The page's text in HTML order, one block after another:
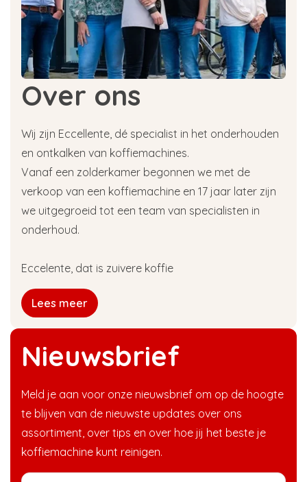
Nieuwsbrief
Meld je aan voor onze nieuwsbrief om op de hoogte
te blijven van de nieuwste updates over ons
assortiment, over tips en over hoe jij het beste je
koffiemachine kunt reinigen.
Over ons
Wij zijn Eccellente, dé specialist in het onderhouden
en ontkalken van koffiemachines.
Vanaf een zolderkamer begonnen we met de
verkoop van een koffiemachine en 17 jaar later zijn
we uitgegroeid tot een team van specialisten in
onderhoud.
Eccelente, dat is zuivere koffie
Lees meer